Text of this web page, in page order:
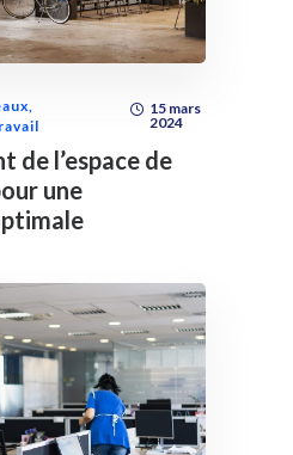
15 mars
2024
de l’espace de
une